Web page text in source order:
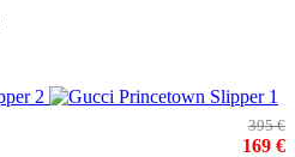
395 €
169 €